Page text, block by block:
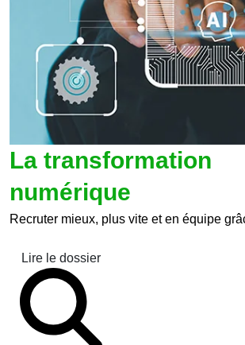
La transformation
numérique
Recruter mieux, plus vite et en équipe
Lire le dossier